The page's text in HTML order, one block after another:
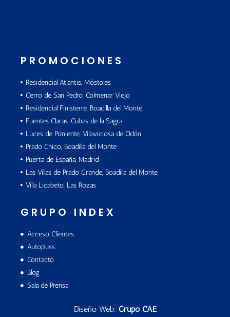
PROMOCIONES
Residencial Atlantis, Móstoles
Cerro de San Pedro, Colmenar Viejo
Residencial Finisterre, Boadilla del Monte
Fuentes Claras, Cubas de la Sagra
Luces de Poniente, Villaviciosa de Odón
Prado Chico, Boadilla del Monte
Puerta de España, Madrid
Las Villas de Prado Grande, Boadilla del Monte
Villa Licabeto, Las Rozas
GRUPO INDEX
Acceso Clientes
Autopluss
Contacto
Blog
Sala de Prensa
Diseño Web: Grupo CAE